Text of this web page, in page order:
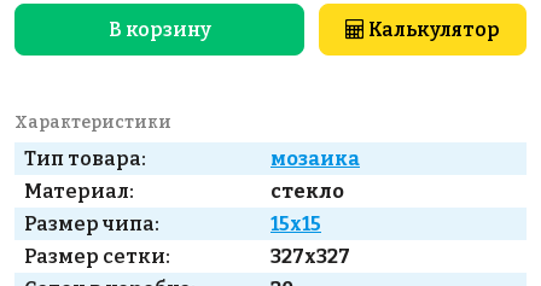
В корзину Калькулятор
Характеристики
Тип товара:
мозаика
Материал:
стекло
Размер чипа:
15x15
Размер сетки:
327x327